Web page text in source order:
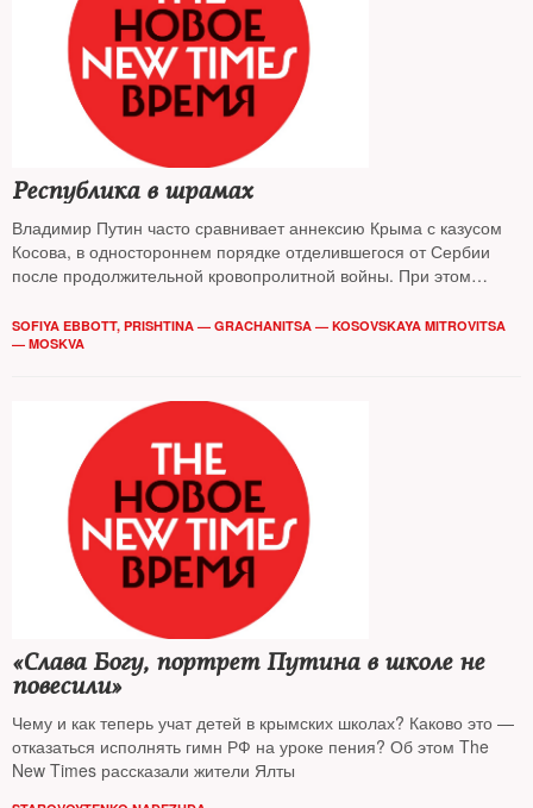
Республика в шрамах
Владимир Путин часто сравнивает аннексию Крыма с казусом
Косова, в одностороннем порядке отделившегося от Сербии
после продолжительной кровопролитной войны. При этом
Что в итоге получилось? В поисках ответа The New Times
проехался по республике и поговорил с местными жителями —
SOFIYA EBBOTT, PRISHTINA — GRACHANITSA — KOSOVSKAYA MITROVITSA
— MOSKVA
«Слава Богу, портрет Путина в школе не
повесили»
Чему и как теперь учат детей в крымских школах? Каково это —
отказаться исполнять гимн РФ на уроке пения? Об этом The
New Times рассказали жители Ялты